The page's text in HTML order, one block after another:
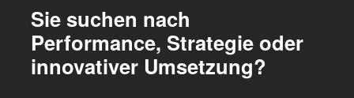
Sie suchen nach
Performance, Strategie oder
innovativer Umsetzung?